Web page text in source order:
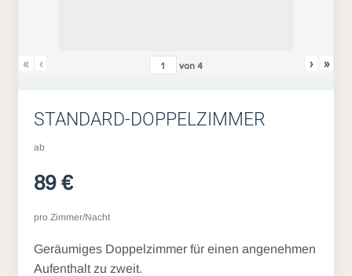
« ‹ von4 › »
STANDARD-DOPPELZIMMER
ab
89 €
pro Zimmer/Nacht
Geräumiges Doppelzimmer für einen angenehmen
Aufenthalt zu zweit.